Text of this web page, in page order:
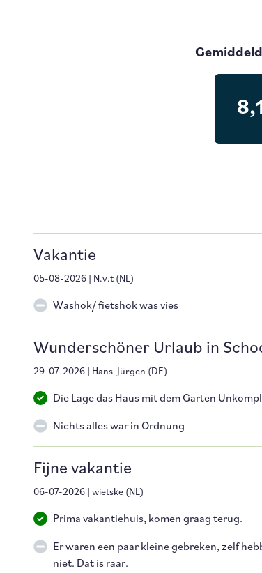
Vakantie
05-08-2026 N.v.t (NL)
Washok/ fietshok was vies
Wunderschöner Urlaub in
29-07-2026 Hans-Jürgen (DE)
Die Lage das Haus mit dem Garten
Nichts alles war in Ordnung
Fijne vakantie
06-07-2026 wietske (NL)
Prima vakantiehuis, komen graag terug.
Er waren een paar kleine gebreken, zelf
niet. Dat is raar.